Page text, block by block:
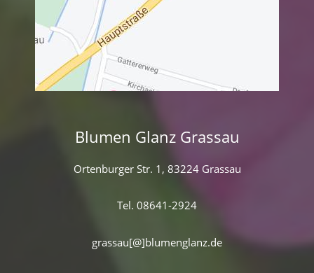
Blumen Glanz Grassau
Ortenburger Str. 1, 83224 Grassau
Tel. 08641-2924
grassau[@]blumenglanz.de